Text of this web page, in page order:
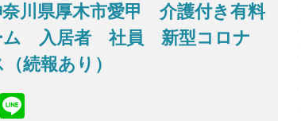
奈川県厚木市愛甲 介護付き有料
ム 入居者 社員 新型コロナ
続報あり）
T